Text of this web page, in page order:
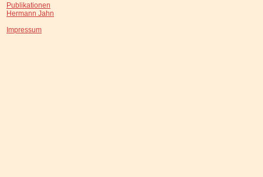
Publikationen
Hermann Jahn
Impressum